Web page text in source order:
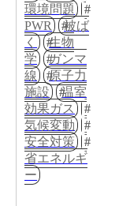
環境問題
PWR
被ば
く
生物
学
ガンマ
線
原子力
施設
温室
効果ガス
気候変動
安全対策
省エネルギ
ー